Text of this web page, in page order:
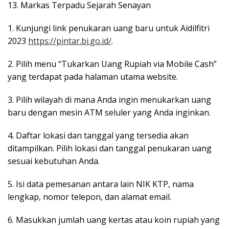
13. Markas Terpadu Sejarah Senayan
1. Kunjungi link penukaran uang baru untuk Aidilfitri
2023 https://pintar.bi.go.id/.
2. Pilih menu “Tukarkan Uang Rupiah via Mobile Cash”
yang terdapat pada halaman utama website.
3. Pilih wilayah di mana Anda ingin menukarkan uang
baru dengan mesin ATM seluler yang Anda inginkan.
4. Daftar lokasi dan tanggal yang tersedia akan
ditampilkan. Pilih lokasi dan tanggal penukaran uang
sesuai kebutuhan Anda.
5. Isi data pemesanan antara lain NIK KTP, nama
lengkap, nomor telepon, dan alamat email.
6. Masukkan jumlah uang kertas atau koin rupiah yang